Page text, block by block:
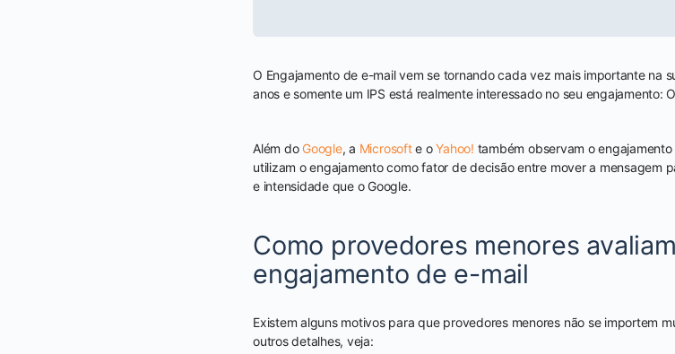
O Engajamento de e-mail vem se tornando cada vez mais importante na
anos e somente um IPS está realmente interessado no seu engajamento:
Além do Google, a Microsofte oYahoo! também observam o
utilizam o engajamento como fator de decisão entre mover a mensagem
e intensidade que o Google.
Como provedores menores
engajamento de e-mail
Existem alguns motivos para que provedores menores não se importem
outros detalhes, veja: